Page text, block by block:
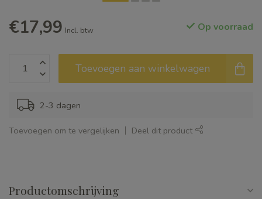
€17,99 Incl. btw Op voorraad
Toevoegen aan winkelwagen
2-3 dagen
Toevoegen om te vergelijken Deel dit product
Productomschrijving